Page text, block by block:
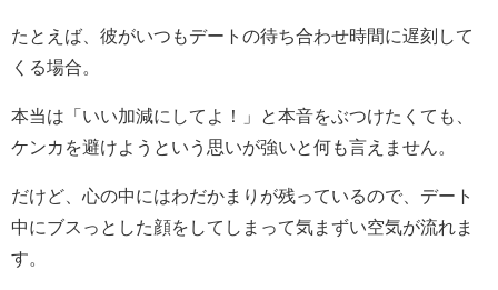
たとえば、彼がいつもデートの待ち合わせ時間に遅刻して
くる場合。
本当は「いい加減にしてよ！」と本音をぶつけたくても、
ケンカを避けようという思いが強いと何も言えません。
だけど、心の中にはわだかまりが残っているので、デート
中にブスっとした顔をしてしまって気まずい空気が流れま
す。